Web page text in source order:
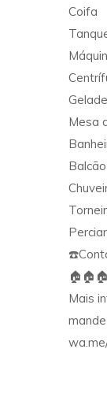
Coifa
Mesa
Balcão
Mais